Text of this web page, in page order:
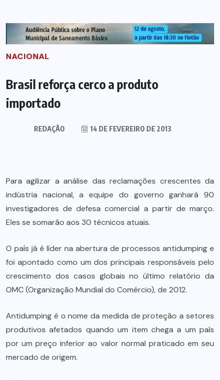
NACIONAL
Brasil reforça cerco a produto
importado
REDAÇÃO 14 DE FEVEREIRO DE 2013
Para agilizar a análise das reclamações crescentes da
indústria nacional, a equipe do governo ganhará 90
investigadores de defesa comercial a partir de março.
Eles se somarão aos 30 técnicos atuais.
O país já é líder na abertura de processos antidumping e
foi apontado como um dos principais responsáveis pelo
crescimento dos casos globais no último relatório da
OMC (Organização Mundial do Comércio), de 2012.
Antidumping é o nome da medida de proteção a setores
produtivos afetados quando um item chega a um país
por um preço inferior ao valor normal praticado em seu
mercado de origem.